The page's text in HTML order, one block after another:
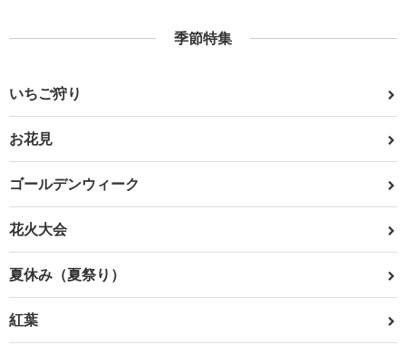
季節特集
いちご狩り
お花見
ゴールデンウィーク
花火大会
夏休み（夏祭り）
紅葉